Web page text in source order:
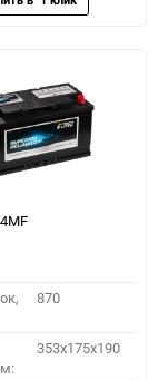
870
353x175x190